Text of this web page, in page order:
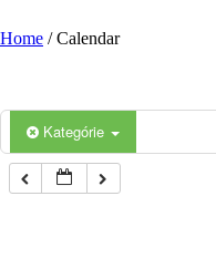
Home / Calendar
Kategórie